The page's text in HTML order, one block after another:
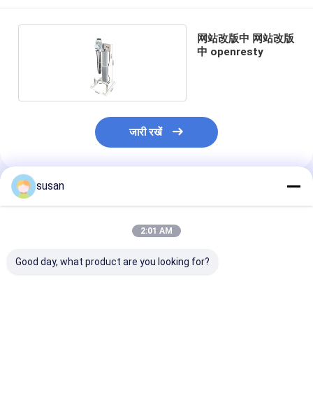
网站改版中 网站改版
中 openresty
जारी रखें
अनुशंसित उत्पाद
susan
2:01 AM
Good day, what product are you looking for?